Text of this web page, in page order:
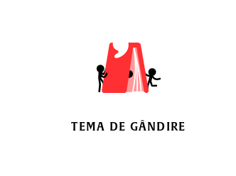
TEMA DE GÂNDIRE